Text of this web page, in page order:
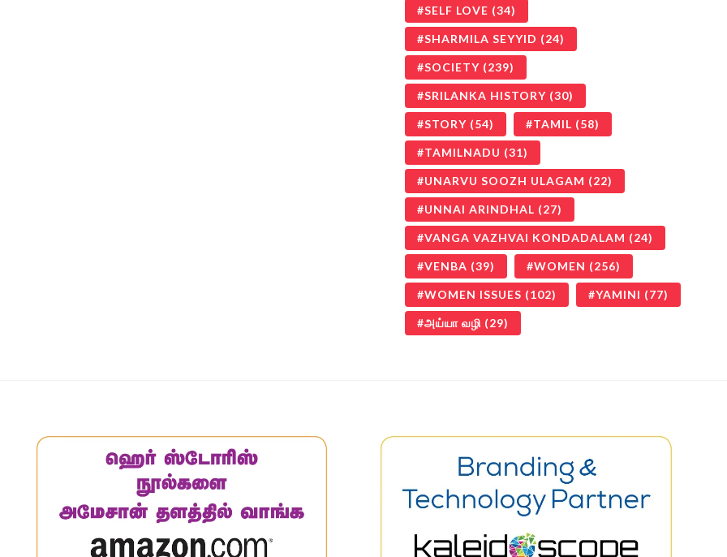
SELF LOVE (34)
SHARMILA SEYYID (24)
SOCIETY (239)
SRILANKA HISTORY (30)
STORY (54) TAMIL (58)
TAMILNADU (31)
UNARVU SOOZH ULAGAM (22)
UNNAI ARINDHAL (27)
VANGA VAZHVAI KONDADALAM (24)
VENBA (39) WOMEN (256)
WOMEN ISSUES (102) YAMINI (77)
அய்யா வழி (29)